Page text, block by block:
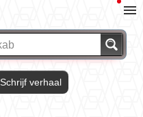
Schrijf verhaal